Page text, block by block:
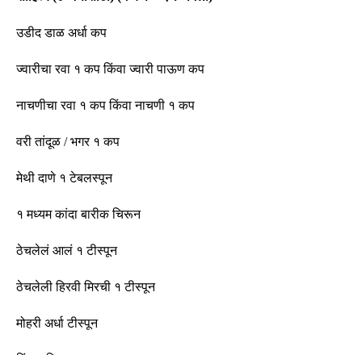
उडीद डाळ अर्धा कप
ज्वारीचा रवा १ कप किंवा ज्वारी पाऊण कप
नाचणीचा रवा १ कप किंवा नाचणी १ कप
वरी तांदूळ /भगर १ कप
मेथी दाणे १ टेबलस्पून
१ मध्यम कांदा बारीक चिरून
ठेचलेलं आलं १ टीस्पून
ठेचलेली हिरवी मिरची १ टीस्पून
मोहरी अर्धा टीस्पून